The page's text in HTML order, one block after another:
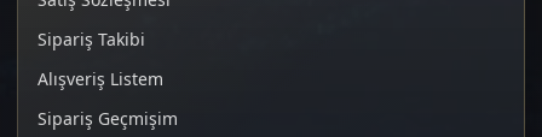
Sipariş Takibi
Alışveriş Listem
Sipariş Geçmişim